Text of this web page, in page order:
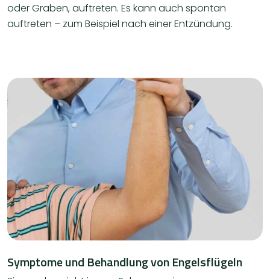
oder Graben, auftreten. Es kann auch spontan
auftreten – zum Beispiel nach einer Entzündung.
Symptome und Behandlung von Engelsflügeln